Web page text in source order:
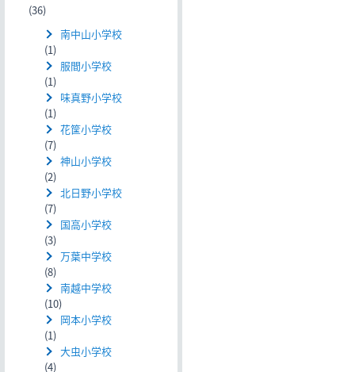
(36)
南中山小学校
(1)
服間小学校
(1)
味真野小学校
(1)
花筐小学校
(7)
神山小学校
(2)
北日野小学校
(7)
国高小学校
(3)
万葉中学校
(8)
南越中学校
(10)
岡本小学校
(1)
大虫小学校
(4)